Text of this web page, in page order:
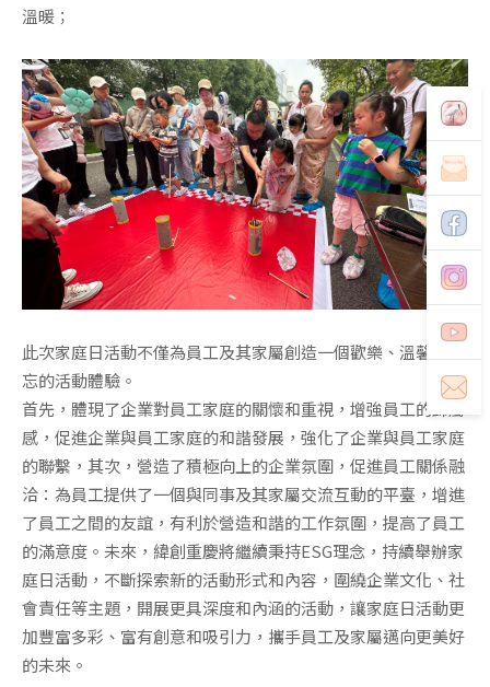
溫暖；
此次家庭日活動不僅為員工及其家屬創造一個歡樂、溫馨、難
忘的活動體驗。
首先，體現了企業對員工家庭的關懷和重視，增強員工的歸屬
感，促進企業與員工家庭的和諧發展，強化了企業與員工家庭
的聯繫，其次，營造了積極向上的企業氛圍，促進員工關係融
洽：為員工提供了一個與同事及其家屬交流互動的平臺，增進
了員工之間的友誼，有利於營造和諧的工作氛圍，提高了員工
的滿意度。未來，緯創重慶將繼續秉持ESG理念，持續舉辦家
庭日活動，不斷探索新的活動形式和內容，圍繞企業文化、社
會責任等主題，開展更具深度和內涵的活動，讓家庭日活動更
加豐富多彩、富有創意和吸引力，攜手員工及家屬邁向更美好
的未來。